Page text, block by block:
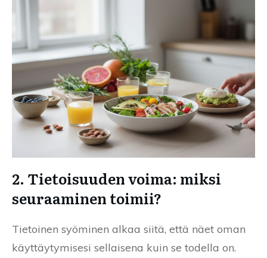
2. Tietoisuuden voima: miksi
seuraaminen toimii?
Tietoinen syöminen alkaa siitä, että näet oman
käyttäytymisesi sellaisena kuin se todella on.